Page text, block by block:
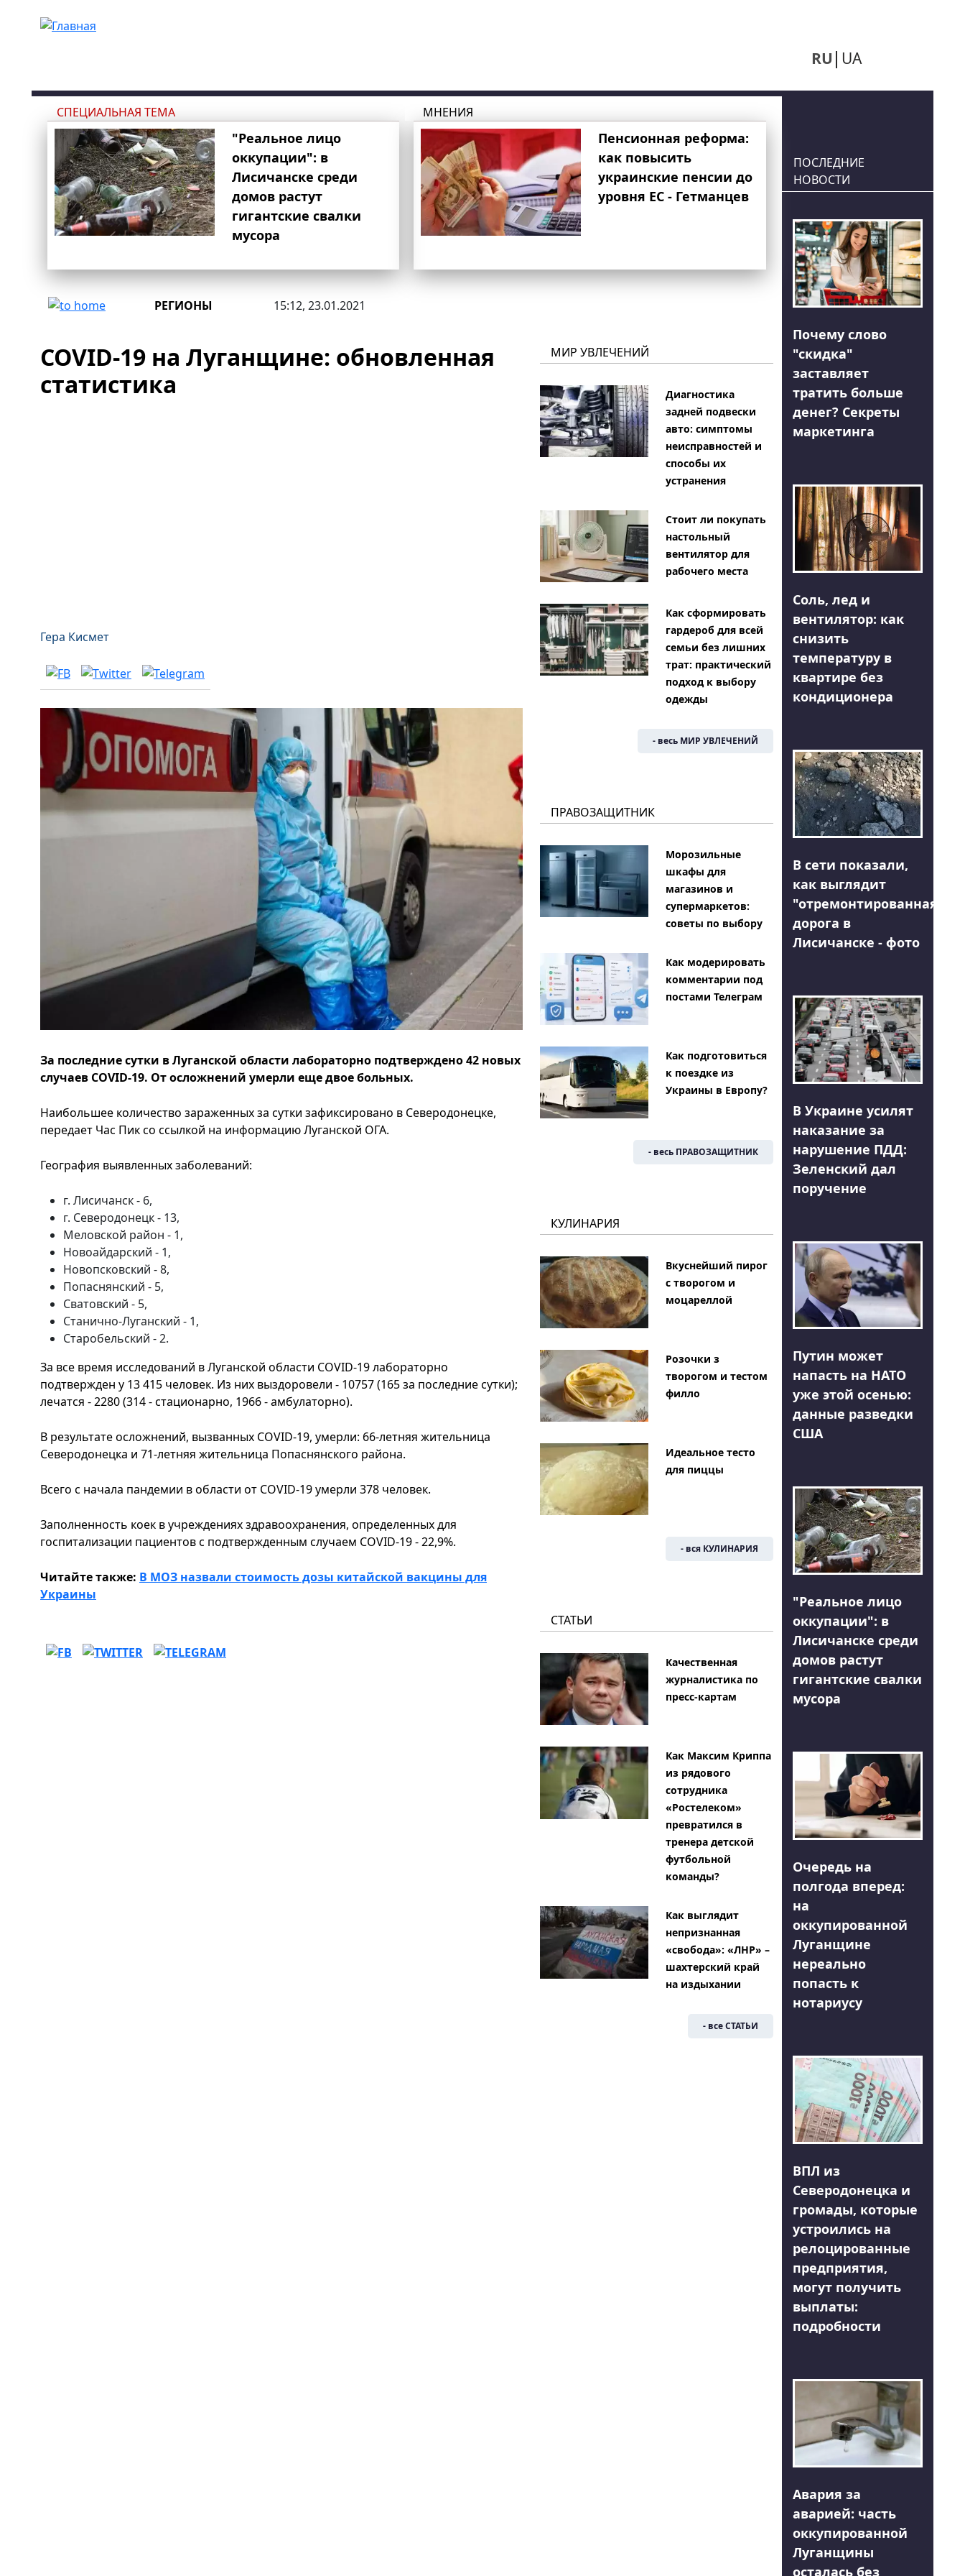
RU UA
СПЕЦИАЛЬНАЯ ТЕМА
"Реальное лицо
оккупации": в
Лисичанске среди
домов растут
гигантские свалки
мусора
МНЕНИЯ
Пенсионная реформа:
как повысить
украинские пенсии до
уровня ЕС - Гетманцев
РЕГИОНЫ 15:12, 23.01.2021
COVID-19 на Луганщине: обновленная
статистика
Гера Кисмет
За последние сутки в Луганской области лабораторно подтверждено 42 новых
случаев COVID-19. От осложнений умерли еще двое больных.
Наибольшее количество зараженных за сутки зафиксировано в Северодонецке,
передает Час Пик со ссылкой на информацию Луганской ОГА.
География выявленных заболеваний:
г. Лисичанск - 6,
г. Северодонецк - 13,
Меловской район - 1,
Новоайдарский - 1,
Новопсковский - 8,
Попаснянский - 5,
Сватовский - 5,
Станично-Луганский - 1,
Старобельский - 2.
За все время исследований в Луганской области COVID-19 лабораторно
подтвержден у 13 415 человек. Из них выздоровели - 10757 (165 за последние сутки);
лечатся - 2280 (314 - стационарно, 1966 - амбулаторно).
В результате осложнений, вызванных COVID-19, умерли: 66-летняя жительница
Северодонецка и 71-летняя жительница Попаснянского района.
Всего с начала пандемии в области от COVID-19 умерли 378 человек.
Заполненность коек в учреждениях здравоохранения, определенных для
госпитализации пациентов с подтвержденным случаем COVID-19 - 22,9%.
Читайте также: В МОЗ назвали стоимость дозы китайской вакцины для
Украины
МИР УВЛЕЧЕНИЙ
Диагностика
задней подвески
авто: симптомы
неисправностей и
способы их
устранения
Стоит ли покупать
настольный
вентилятор для
рабочего места
Как сформировать
гардероб для всей
семьи без лишних
трат: практический
подход к выбору
одежды
- весь МИР УВЛЕЧЕНИЙ
ПРАВОЗАЩИТНИК
Морозильные
шкафы для
магазинов и
супермаркетов:
советы по выбору
Как модерировать
комментарии под
постами Телеграм
Как подготовиться
к поездке из
Украины в Европу?
- весь ПРАВОЗАЩИТНИК
КУЛИНАРИЯ
Вкуснейший пирог
с творогом и
моцареллой
Розочки з
творогом и тестом
филло
Идеальное тесто
для пиццы
- вся КУЛИНАРИЯ
СТАТЬИ
Качественная
журналистика по
пресс-картам
Как Максим Криппа
из рядового
сотрудника
«Ростелеком»
превратился в
тренера детской
футбольной
команды?
Как выглядит
непризнанная
«свобода»: «ЛНР» –
шахтерский край
на издыхании
- все СТАТЬИ
ПОСЛЕДНИЕ
НОВОСТИ
Почему слово
"скидка"
заставляет
тратить больше
денег? Секреты
маркетинга
Соль, лед и
вентилятор: как
снизить
температуру в
квартире без
кондиционера
В сети показали,
как выглядит
"отремонтированная"
дорога в
Лисичанске - фото
В Украине усилят
наказание за
нарушение ПДД:
Зеленский дал
поручение
Путин может
напасть на НАТО
уже этой осенью:
данные разведки
США
"Реальное лицо
оккупации": в
Лисичанске среди
домов растут
гигантские свалки
мусора
Очередь на
полгода вперед:
на
оккупированной
Луганщине
нереально
попасть к
нотариусу
ВПЛ из
Северодонецка и
громады, которые
устроились на
релоцированные
предприятия,
могут получить
выплаты:
подробности
Авария за
аварией: часть
оккупированной
Луганщины
осталась без